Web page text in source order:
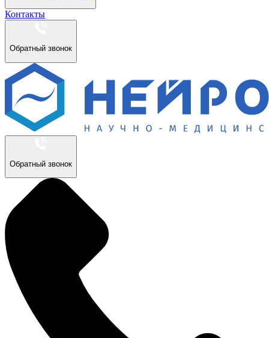
Контакты
Обратный звонок
Обратный звонок